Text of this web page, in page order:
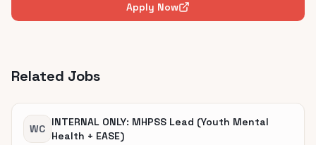
Apply Now
Related Jobs
WC
INTERNAL ONLY: MHPSS Lead (Youth Mental
Health + EASE)